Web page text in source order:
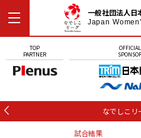
一般社団法人日
Japan
TOP
PARTNER
OFFICIAL
なでしこリ
試合結果